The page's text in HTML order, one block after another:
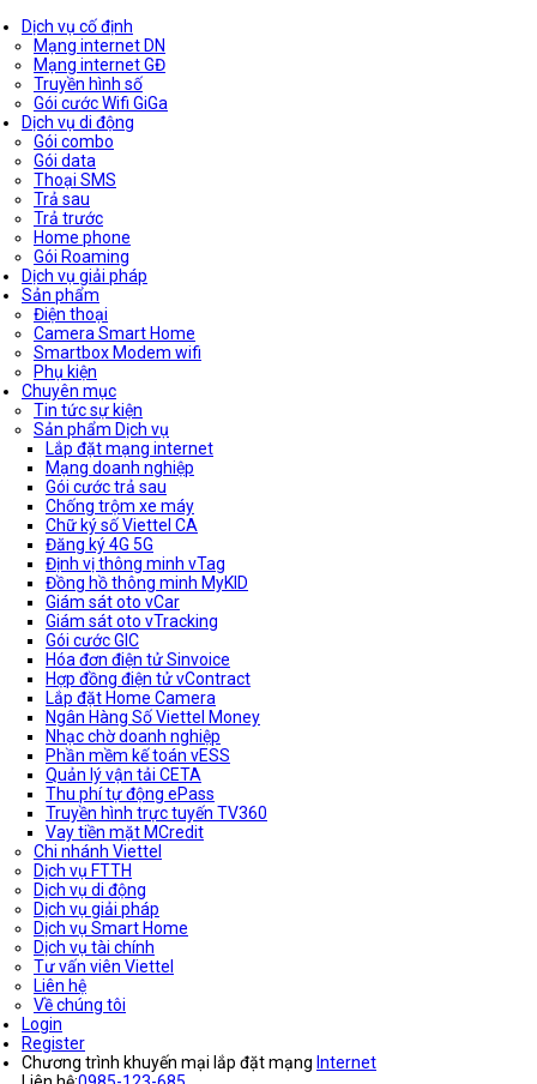
Dịch vụ cố định
Mạng internet DN
Mạng internet GĐ
Truyền hình số
Gói cước Wifi GiGa
Dịch vụ di động
Gói combo
Gói data
Thoại SMS
Trả sau
Trả trước
Home phone
Gói Roaming
Dịch vụ giải pháp
Sản phẩm
Điện thoại
Camera Smart Home
Smartbox Modem wifi
Phụ kiện
Chuyên mục
Tin tức sự kiện
Sản phẩm Dịch vụ
Lắp đặt mạng internet
Mạng doanh nghiệp
Gói cước trả sau
Chống trộm xe máy
Chữ ký số Viettel CA
Đăng ký 4G 5G
Định vị thông minh vTag
Đồng hồ thông minh MyKID
Giám sát oto vCar
Giám sát oto vTracking
Gói cước GIC
Hóa đơn điện tử Sinvoice
Hợp đồng điện tử vContract
Lắp đặt Home Camera
Ngân Hàng Số Viettel Money
Nhạc chờ doanh nghiệp
Phần mềm kế toán vESS
Quản lý vận tải CETA
Thu phí tự động ePass
Truyền hình trực tuyến TV360
Vay tiền mặt MCredit
Chi nhánh Viettel
Dịch vụ FTTH
Dịch vụ di động
Dịch vụ giải pháp
Dịch vụ Smart Home
Dịch vụ tài chính
Tư vấn viên Viettel
Liên hệ
Về chúng tôi
Login
Register
Chương trình khuyến mại lắp đặt mạng Internet